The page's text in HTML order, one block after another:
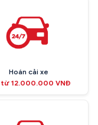
Hoán cải xe
từ 12.000.000 VNĐ